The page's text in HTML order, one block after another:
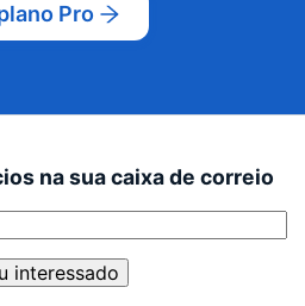
Pro
na sua caixa de correio
interessado